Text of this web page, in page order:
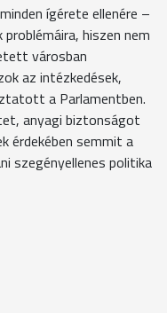
ígérete ellenére –
hiszen nem
városban
az intézkedések,
a Parlamentben.
anyagi biztonságot
érdekében semmit a
szegényellenes politika